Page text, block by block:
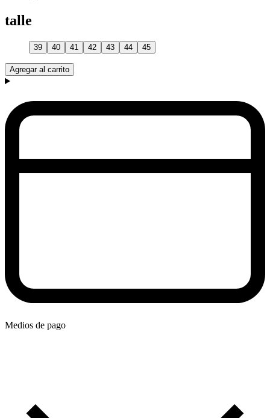
talle
39 40 41 42 43 44 45
Agregar al carrito
Medios de pago